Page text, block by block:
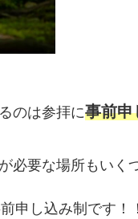
のは参拝に事前申
必要な場所もいく
申し込み制です！！